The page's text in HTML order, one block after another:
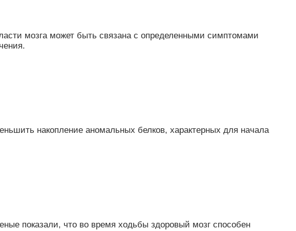
мозга может быть связана с определенными симптомами
накопление аномальных белков, характерных для начала
показали, что во время ходьбы здоровый мозг способен